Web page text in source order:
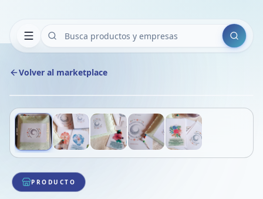
Buscar
Volver al marketplace
1/5
PRODUCTO